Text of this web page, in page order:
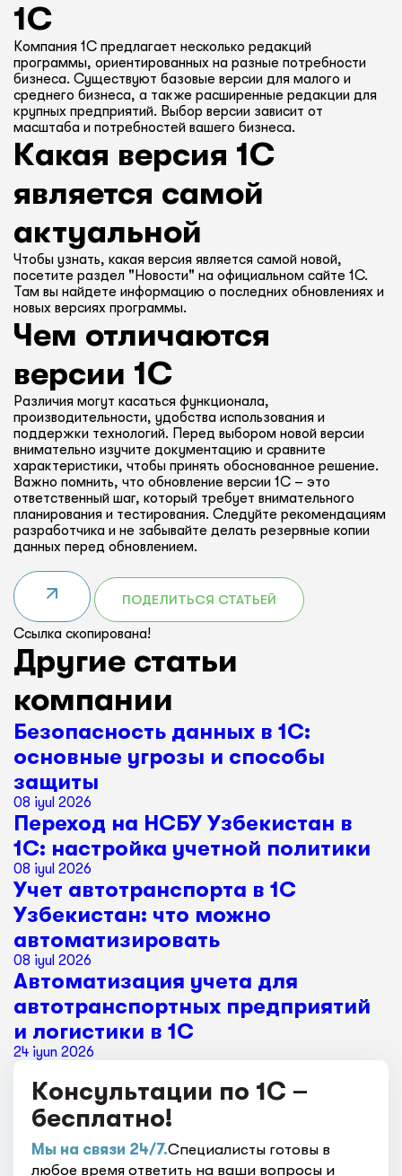
1С
Компания 1С предлагает несколько редакций
программы, ориентированных на разные потребности
бизнеса. Существуют базовые версии для малого и
среднего бизнеса, а также расширенные редакции для
крупных предприятий. Выбор версии зависит от
масштаба и потребностей вашего бизнеса.
Какая версия 1С
является самой
актуальной
Чтобы узнать, какая версия является самой новой,
посетите раздел "Новости" на официальном сайте 1С.
Там вы найдете информацию о последних обновлениях и
новых версиях программы.
Чем отличаются
версии 1С
Различия могут касаться функционала,
производительности, удобства использования и
поддержки технологий. Перед выбором новой версии
внимательно изучите документацию и сравните
характеристики, чтобы принять обоснованное решение.
Важно помнить, что обновление версии 1С – это
ответственный шаг, который требует внимательного
планирования и тестирования. Следуйте рекомендациям
разработчика и не забывайте делать резервные копии
данных перед обновлением.
ПОДЕЛИТЬСЯ СТАТЬЕЙ
Ссылка скопирована!
Другие статьи
компании
Безопасность данных в 1С:
основные угрозы и способы
защиты
08 iyul 2026
Переход на НСБУ Узбекистан в
1С: настройка учетной политики
08 iyul 2026
Учет автотранспорта в 1С
Узбекистан: что можно
автоматизировать
08 iyul 2026
Автоматизация учета для
автотранспортных предприятий
и логистики в 1С
24 iyun 2026
Консультации по 1С –
бесплатно!
Мы на связи 24/7.Специалисты готовы в
любое время ответить на ваши вопросы и